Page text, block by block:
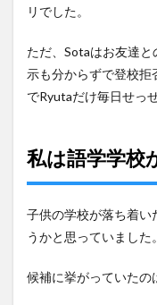
リでした。
ただ、Sotaはお友達
示も分からずで登校拒
でRyutaだけ毎日せっ
私は語学学校
子供の学校が落ち着い
うかと思っていました。
候補に挙がっていたの